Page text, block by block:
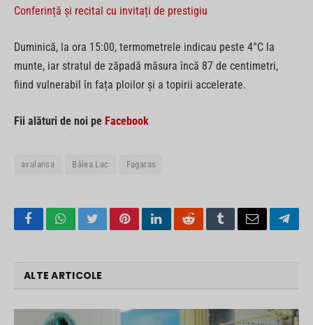
Conferință și recital cu invitați de prestigiu
Duminică, la ora 15:00, termometrele indicau peste 4°C la
munte, iar stratul de zăpadă măsura încă 87 de centimetri,
fiind vulnerabil în fața ploilor și a topirii accelerate.
Fii alături de noi pe Facebook
avalansa Bâlea Lac Fagaras
FacebookWhatsApp
TwitterPinterestLinkedInRedditTumblrEmail
ALTE ARTICOLE